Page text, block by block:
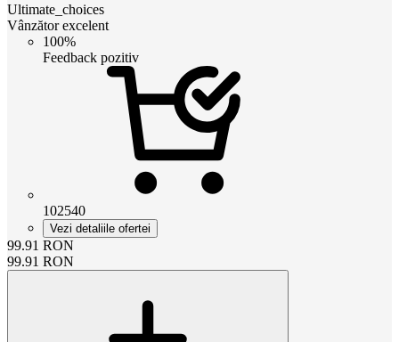
Ultimate_choices
Vânzător excelent
100%
Feedback pozitiv
102540
Vezi detaliile ofertei
99.91 RON
99.91 RON